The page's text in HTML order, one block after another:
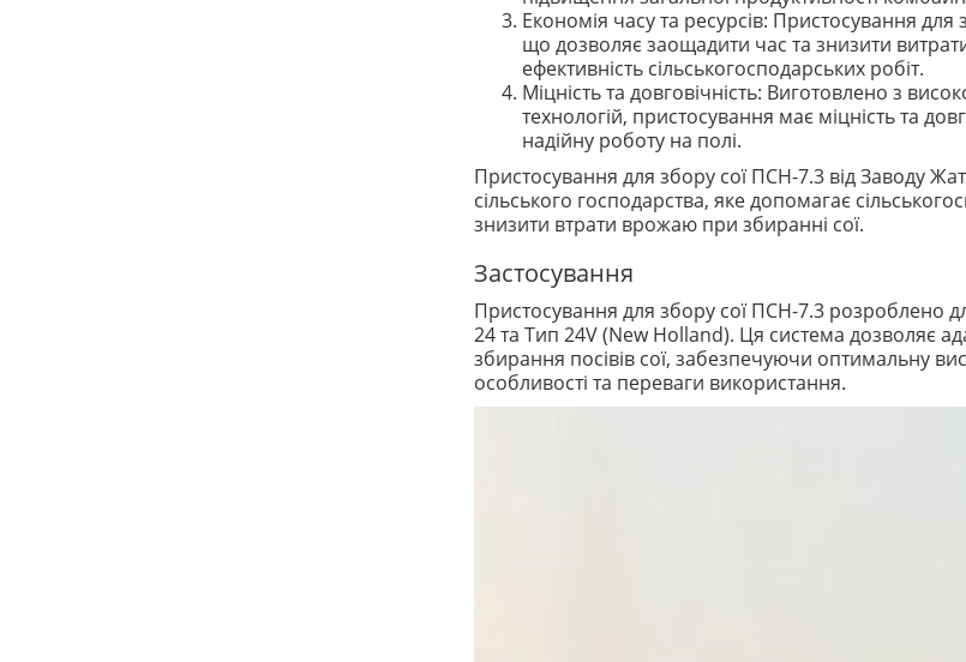
Економія часу та ресурсів: Пристосування
що дозволяє заощадити час та знизити
ефективність сільськогосподарських робіт.
Міцність та довговічність: Виготовлено з
технологій, пристосування має міцність та
надійну роботу на полі.
Пристосування для збору сої ПСН-7.3 від Заводу
сільського господарства, яке допомагає
знизити втрати врожаю при збиранні сої.
Застосування
Пристосування для збору сої ПСН-7.3 розроблено
24 та Тип 24V (New Holland). Ця система дозволяє
збирання посівів сої, забезпечуючи оптимальну
особливості та переваги використання.